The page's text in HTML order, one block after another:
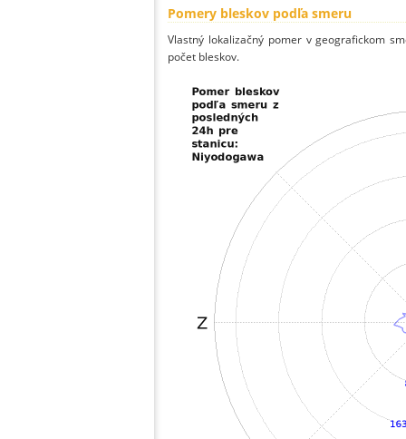
Pomery bleskov podľa smeru
Vlastný lokalizačný pomer v geografickom
počet bleskov.